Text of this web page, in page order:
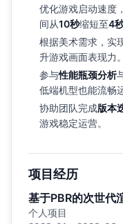
优化游戏启动速度
间从10秒缩短至4
根据美术需求，实
升游戏画面表现力。
参与性能瓶颈分析
低端机型也能流畅
协助团队完成版本
游戏稳定运营。
项目经历
基于PBR的次世代
个人项目